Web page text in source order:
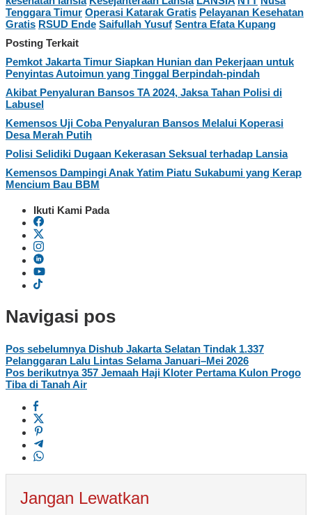
Tenggara Timur Operasi Katarak Gratis Pelayanan Kesehatan
Gratis RSUD Ende Saifullah Yusuf Sentra Efata Kupang
Posting Terkait
Pemkot Jakarta Timur Siapkan Hunian dan Pekerjaan untuk
Penyintas Autoimun yang Tinggal Berpindah-pindah
Akibat Penyaluran Bansos TA 2024, Jaksa Tahan Polisi di
Labusel
Kemensos Uji Coba Penyaluran Bansos Melalui Koperasi
Desa Merah Putih
Polisi Selidiki Dugaan Kekerasan Seksual terhadap Lansia
Kemensos Dampingi Anak Yatim Piatu Sukabumi yang Kerap
Mencium Bau BBM
Ikuti Kami Pada
Navigasi pos
Pos sebelumnyaDishub Jakarta Selatan Tindak 1.337
Pelanggaran Lalu Lintas Selama Januari–Mei 2026
Pos berikutnya357 Jemaah Haji Kloter Pertama Kulon Progo
Tiba di Tanah Air
Jangan Lewatkan